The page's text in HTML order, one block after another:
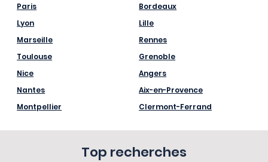
Paris
Lyon
Marseille
Toulouse
Nice
Nantes
Montpellier
Bordeaux
Lille
Rennes
Grenoble
Angers
Aix-en-Provence
Clermont-Ferrand
Top recherches